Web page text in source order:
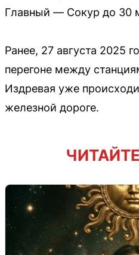
Главный — Сокур до 30
Ранее, 27 августа 2025
перегоне между
Издревая уже
железной дороге.